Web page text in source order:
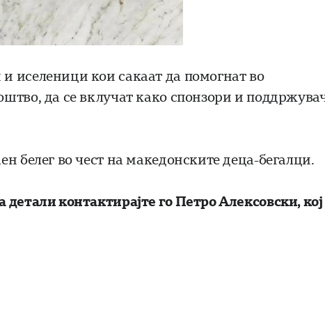
иселеници кои сакаат да помогнат во
да се вклучат како спонзори и
белег во чест на македонските деца-бегалци.
контактирајте го Петро Алексовски, кој